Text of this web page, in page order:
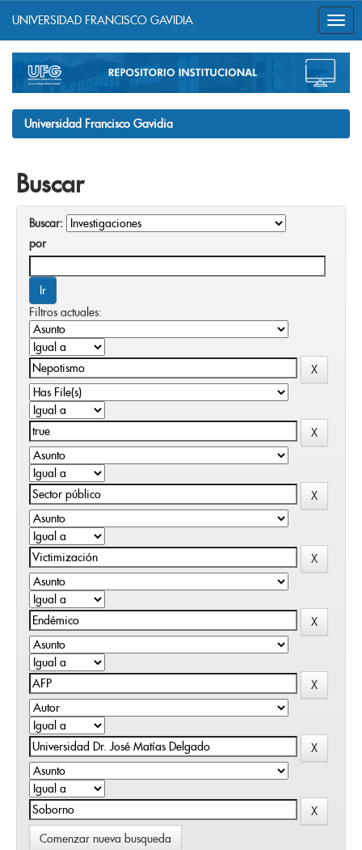
navigation
UNIVERSIDAD FRANCISCO GAVIDIA
Universidad Francisco Gavidia
Buscar
Buscar:
por
Filtros actuales:
Comenzar nueva busqueda